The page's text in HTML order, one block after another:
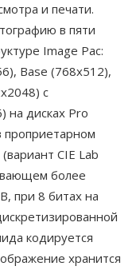
и печати.
в пяти
Image Pac:
Base (768x512),
с
на дисках Pro
проприетарном
CIE Lab
более
при 8 битах на
кодируется
хранится